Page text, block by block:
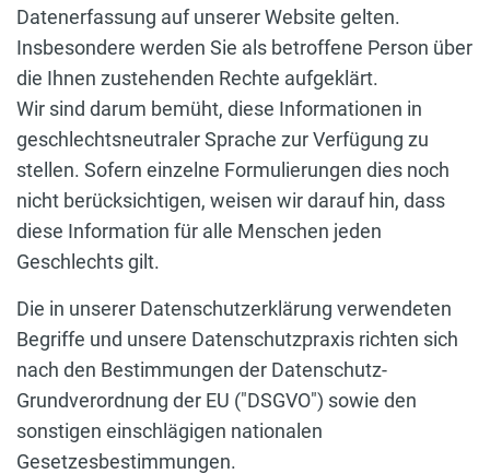
Datenerfassung auf unserer Website gelten.
Insbesondere werden Sie als betroffene Person über
die Ihnen zustehenden Rechte aufgeklärt.
Wir sind darum bemüht, diese Informationen in
geschlechtsneutraler Sprache zur Verfügung zu
stellen. Sofern einzelne Formulierungen dies noch
nicht berücksichtigen, weisen wir darauf hin, dass
diese Information für alle Menschen jeden
Geschlechts gilt.
Die in unserer Datenschutzerklärung verwendeten
Begriffe und unsere Datenschutzpraxis richten sich
nach den Bestimmungen der Datenschutz-
Grundverordnung der EU ("DSGVO") sowie den
sonstigen einschlägigen nationalen
Gesetzesbestimmungen.